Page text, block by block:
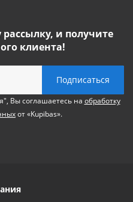
и получите
клиента!
Вы соглашаетесь на обработку
от «Kupibas».